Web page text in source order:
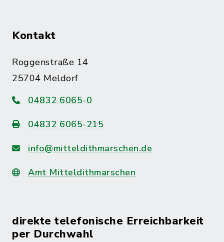
Kontakt
Roggenstraße 14
25704 Meldorf
04832 6065-0
04832 6065-215
info@mitteldithmarschen.de
Amt Mitteldithmarschen
direkte telefonische Erreichbarkeit
per Durchwahl